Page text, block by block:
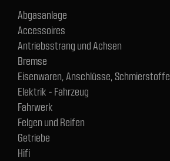
Abgasanlage
Accessoires
Antriebsstrang und Achsen
Bremse
Eisenwaren, Anschlüsse, Schmierstoffe
Elektrik - Fahrzeug
Fahrwerk
Felgen und Reifen
Getriebe
Hifi